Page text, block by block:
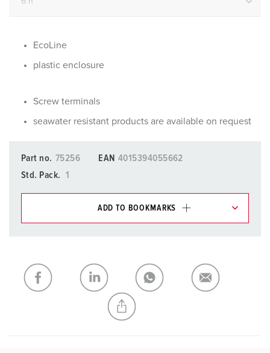
EcoLine
plastic enclosure
Screw terminals
seawater resistant products are available on request
Part no. 75256 EAN 4015394055662
Std. Pack.
1
ADD TO BOOKMARKS
My list ADD
CREATE A NEW LIST